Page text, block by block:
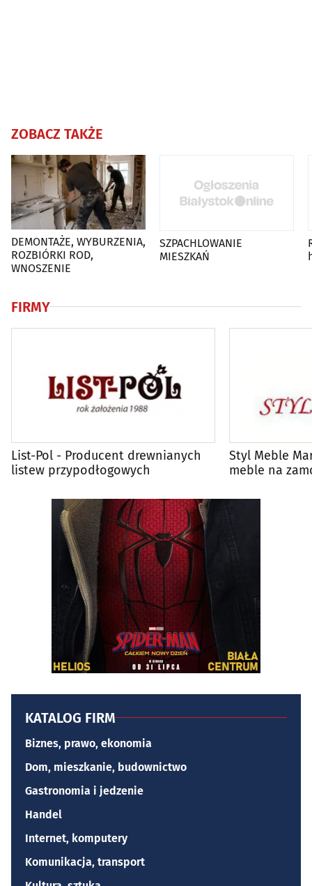
ZOBACZ TAKŻE
DEMONTAŻE, WYBURZENIA,
ROZBIÓRKI ROD,
WNOSZENIE
SZPACHLOWANIE
MIESZKAŃ
FIRMY
List-Pol - Producent drewnianych
listew przypodłogowych
Styl Meble
meble na
KATALOG FIRM
Biznes, prawo, ekonomia
Dom, mieszkanie, budownictwo
Gastronomia i jedzenie
Handel
Internet, komputery
Komunikacja, transport